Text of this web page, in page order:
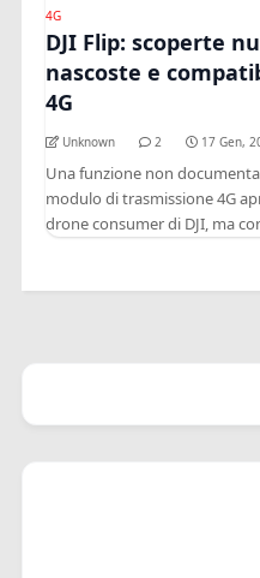
4G
DJI Flip: scoperte
nascoste e
4G
Unknown 2 17 Gen,
Una funzione non
modulo di trasmissione 4G
drone consumer di DJI, ma